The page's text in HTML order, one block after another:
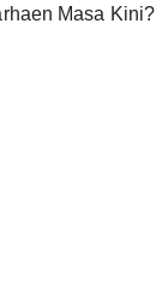
Masa Kini?